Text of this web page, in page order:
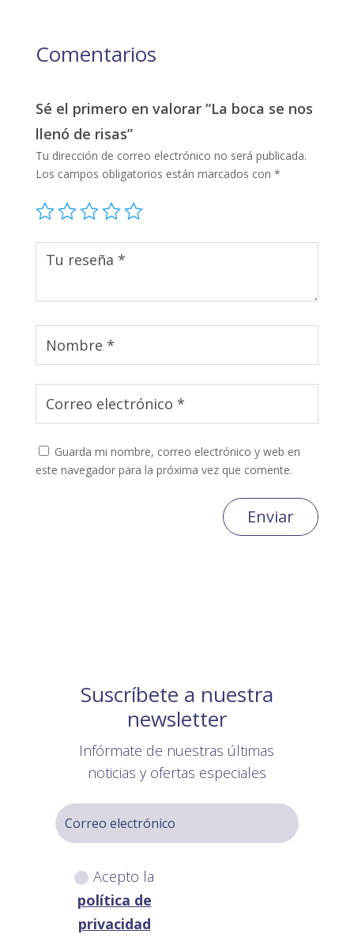
Comentarios
Sé el primero en valorar “La boca se nos
llenó de risas”
Tu dirección de correo electrónico no será publicada.
Los campos obligatorios están marcados con *
Guarda mi nombre, correo electrónico y web en
este navegador para la próxima vez que comente.
Enviar
Suscríbete a nuestra
newsletter
Infórmate de nuestras últimas
noticias y ofertas especiales
Acepto la
política de
privacidad